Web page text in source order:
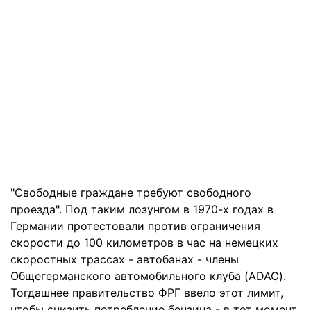
"Свободные граждане требуют свободного
проезда". Под таким лозунгом в 1970-х годах в
Германии протестовали против ограничения
скорости до 100 километров в час на немецких
скоростных трассах - автобанах - члены
Общегерманского автомобильного клуба (ADAC).
Тогдашнее правительство ФРГ ввело этот лимит,